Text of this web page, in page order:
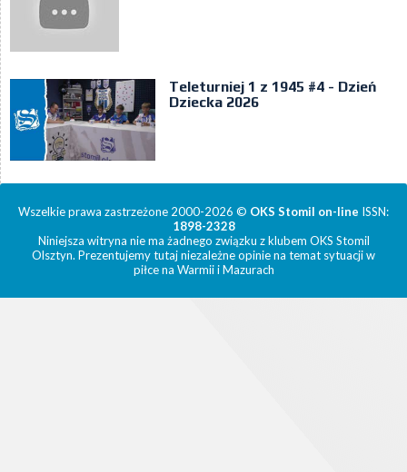
Teleturniej 1 z 1945 #4 - Dzień
Dziecka 2026
Wszelkie prawa zastrzeżone 2000-2026 © OKS Stomil on-line ISSN:
1898-2328
Niniejsza witryna nie ma żadnego związku z klubem OKS Stomil
Olsztyn. Prezentujemy tutaj niezależne opinie na temat sytuacji w
piłce na Warmii i Mazurach